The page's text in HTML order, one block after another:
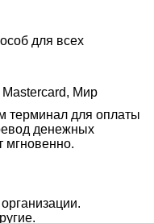
для всех
Mastercard, Мир
терминал для оплаты
денежных
мгновенно.